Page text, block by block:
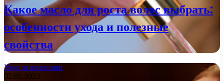
Какое масло для роста волос выбрать:
особенности ухода и полезные
свойства
Уход за волосами
02.05.2023